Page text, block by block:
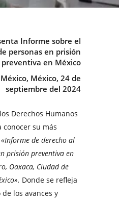
Informe sobre el
personas en prisión
preventiva en México
México, 24 de
septiembre del 2024
Derechos Humanos
conocer su más
«Informe de derecho al
prisión preventiva en
Oaxaca, Ciudad de
. Donde se refleja
los avances y